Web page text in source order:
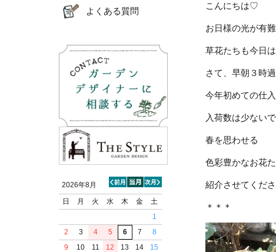
よくある質問
2026年8月
日
月 火 水 木 金
土
1
2
3 4 5 6 7
8
9
10 11 12 13 14
15
こんにちは♡
お日様の光が有難
草花たちも今日
さて、早朝３時
今年初めての仕
入荷数は少ない
春を思わせる
色彩豊かなお花
紹介させてくだ
＊＊＊